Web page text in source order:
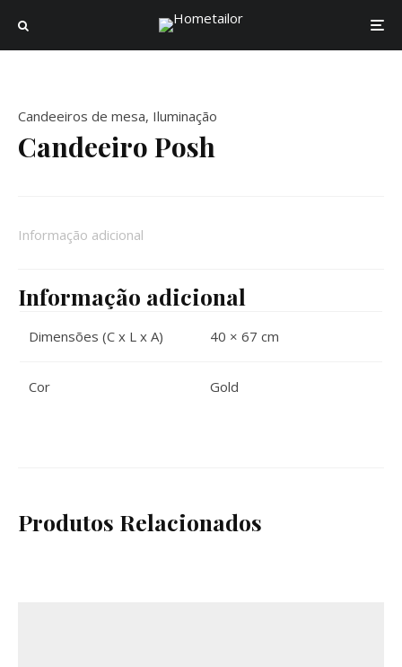
Candeeiros de mesa, Iluminação
Candeeiro Posh
Informação adicional
Informação adicional
Dimensões (C x L x A) 40 × 67 cm
Cor Gold
Produtos Relacionados